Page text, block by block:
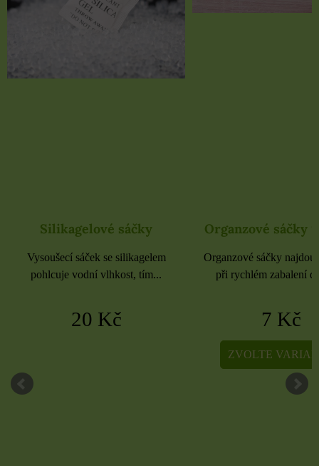
Organzové sáčky 9x12 cm
Organzové sáčky najdou uplatnění
při rychlém zabalení dárků,...
7 Kč
Organzové
Organzové sáčky
při rychlém
5 Kč
ZVOLTE